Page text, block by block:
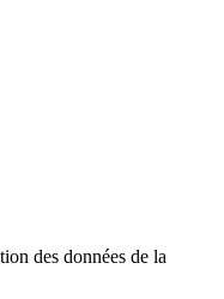
des données de la